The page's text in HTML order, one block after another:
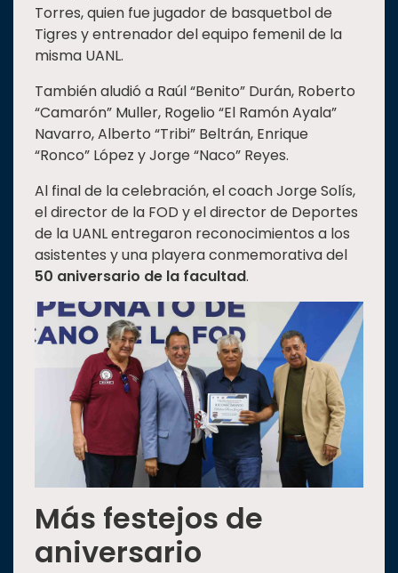
Torres, quien fue jugador de basquetbol de
Tigres y entrenador del equipo femenil de la
misma UANL.
También aludió a Raúl “Benito” Durán, Roberto
“Camarón” Muller, Rogelio “El Ramón Ayala”
Navarro, Alberto “Tribi” Beltrán, Enrique
“Ronco” López y Jorge “Naco” Reyes.
Al final de la celebración, el coach Jorge Solís,
el director de la FOD y el director de Deportes
de la UANL entregaron reconocimientos a los
asistentes y una playera conmemorativa del
50 aniversario de la facultad.
Más festejos de
aniversario